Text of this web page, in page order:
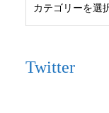
Twitter